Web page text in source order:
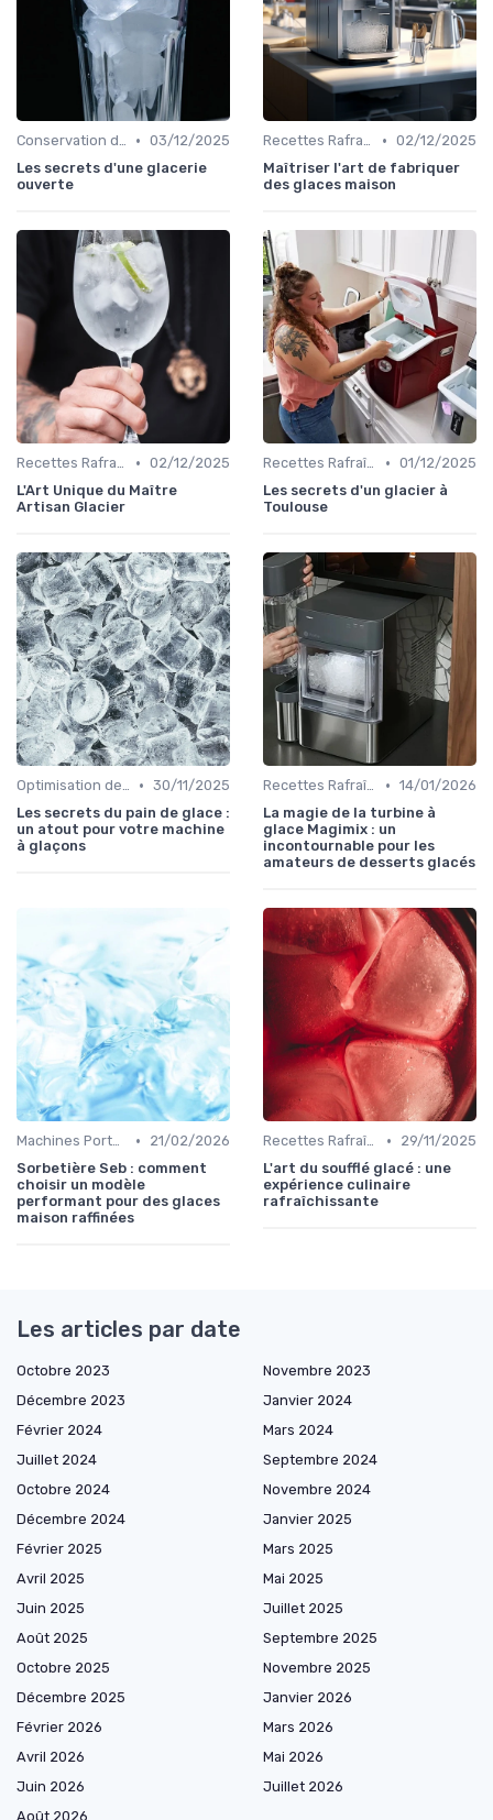
Conservation des Glaçons • 03/12/2025
Les secrets d'une glacerie
ouverte
Recettes Rafraîchissantes • 02/12/2025
Maîtriser l'art de fabriquer
des glaces maison
Recettes Rafraîchissantes • 02/12/2025
L'Art Unique du Maître
Artisan Glacier
Recettes Rafraîchissantes • 01/12/2025
Les secrets d'un glacier à
Toulouse
Optimisation de Production • 30/11/2025
Les secrets du pain de glace :
un atout pour votre machine
à glaçons
Recettes Rafraîchissantes • 14/01/2026
La magie de la turbine à
glace Magimix : un
incontournable pour les
amateurs de desserts glacés
Machines Portables •
21/02/2026
Sorbetière Seb : comment
choisir un modèle
performant pour des glaces
maison raffinées
Recettes Rafraîchissantes •
29/11/2025
L'art du soufflé glacé : une
expérience culinaire
rafraîchissante
Les articles par date
Octobre 2023
Novembre 2023
Décembre 2023
Janvier 2024
Février 2024
Mars 2024
Juillet 2024
Septembre 2024
Octobre 2024
Novembre 2024
Décembre 2024
Janvier 2025
Février 2025
Mars 2025
Avril 2025
Mai 2025
Juin 2025
Juillet 2025
Août 2025
Septembre 2025
Octobre 2025
Novembre 2025
Décembre 2025
Janvier 2026
Février 2026
Mars 2026
Avril 2026
Mai 2026
Juin 2026
Juillet 2026
Août 2026